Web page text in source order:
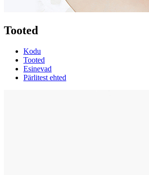
Tooted
Kodu
Tooted
Esinevad
Pärlitest ehted